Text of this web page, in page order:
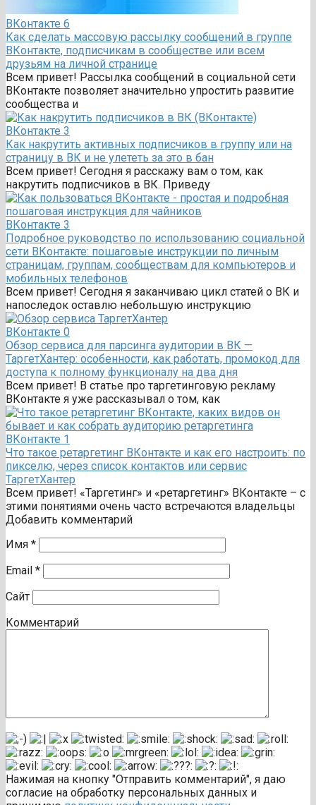
ВКонтакте 6
Как сделать массовую рассылку сообщений в группе
ВКонтакте, подписчикам в сообществе или всем
друзьям на личной странице
Всем привет! Рассылка сообщений в социальной сети
ВКонтакте позволяет значительно упростить развитие
сообщества и
ВКонтакте 3
Как накрутить активных подписчиков в группу или на
страницу в ВК и не улететь за это в бан
Всем привет! Сегодня я расскажу вам о том, как
накрутить подписчиков в ВК. Приведу
ВКонтакте 3
Подробное руководство по использованию социальной
сети ВКонтакте: пошаговые инструкции по личным
страницам, группам, сообществам для компьютеров и
мобильных телефонов
Всем привет! Сегодня я заканчиваю цикл статей о ВК и
напоследок оставлю небольшую инструкцию
ВКонтакте 0
Обзор сервиса для парсинга аудитории в ВК —
ТаргетХантер: особенности, как работать, промокод для
доступа к полному функционалу на два дня
Всем привет! В статье про таргетинговую рекламу
ВКонтакте я уже рассказывал о том, как
ВКонтакте 1
Что такое ретаргетинг ВКонтакте и как его настроить: по
пикселю, через список контактов или сервис
ТаргетХантер
Всем привет! «Таргетинг» и «ретаргетинг» ВКонтакте – с
этими понятиями очень часто встречаются владельцы
Добавить комментарий
Имя *
Email *
Сайт
Комментарий
Нажимая на кнопку "Отправить комментарий", я даю
согласие на обработку персональных данных и